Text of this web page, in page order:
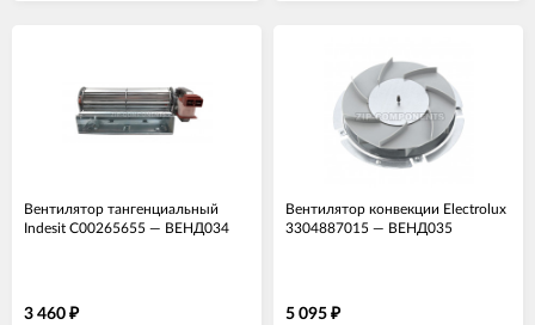
Вентилятор тангенциальный
Indesit C00265655 — ВЕНД034
3 460 ₽
Вентилятор конвекции Electrolux
3304887015 — ВЕНД035
5 095 ₽